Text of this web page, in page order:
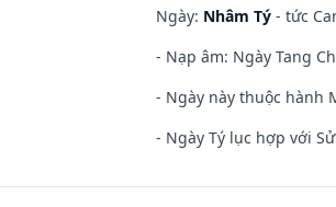
Ngày: Nhâm Tý - tức
- Nạp âm: Ngày Tang
- Ngày này thuộc hành
- Ngày Tý lục hợp với